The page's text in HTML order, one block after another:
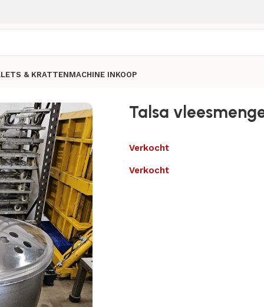
& KRATTENMACHINE INKOOP
Talsa
Verkocht
Verkocht